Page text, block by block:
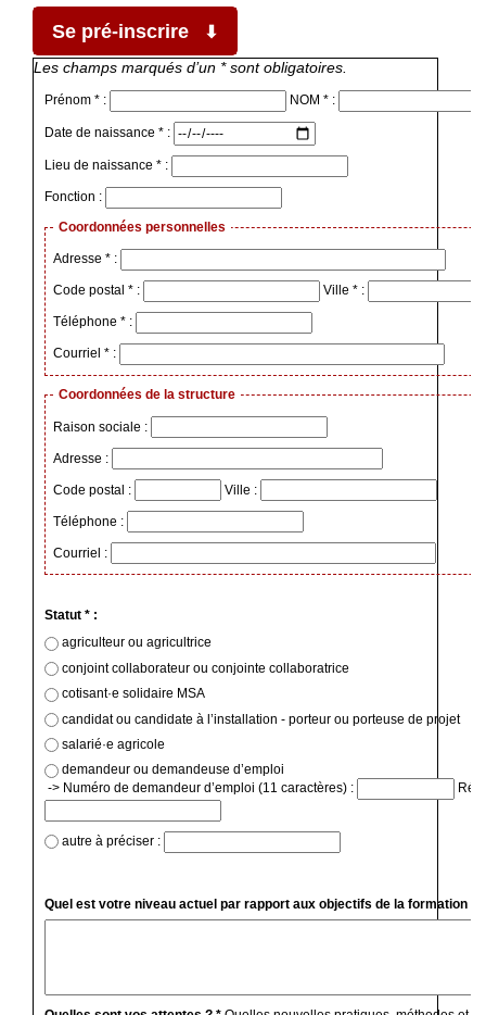
Se pré-inscrire
Les champs marqués d’un * sont obligatoires.
Prénom * : NOM * :
Date de naissance * :
Lieu de naissance * :
Fonction :
Coordonnées personnelles
Adresse * :
Code postal * : Ville * :
Téléphone * :
Courriel * :
Coordonnées de la structure
Raison sociale :
Adresse :
Code postal : Ville :
Téléphone :
Courriel :
Statut * :
agriculteur ou agricultrice
conjoint collaborateur ou conjointe collaboratrice
cotisant·e solidaire MSA
candidat ou candidate à l’installation - porteur ou porteuse de projet
salarié·e agricole
demandeur ou demandeuse d’emploi
-> Numéro de demandeur d’emploi (11 caractères) :
autre à préciser :
Quel est votre niveau actuel par rapport aux objectifs de la formation ? *